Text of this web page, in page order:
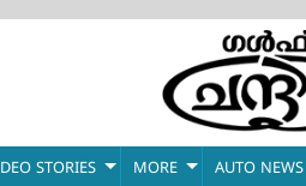
STORIES MORE AUTO NEWS